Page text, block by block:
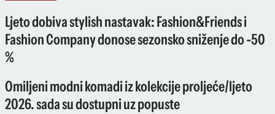
Ljeto dobiva stylish nastavak: Fashion&Friends i
Fashion Company donose sezonsko sniženje do -50
%
Omiljeni modni komadi iz kolekcije proljeće/ljeto
2026. sada su dostupni uz popuste